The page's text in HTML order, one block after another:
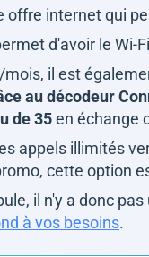
offre internet qui
d'avoir le Wi-
il est
au décodeur
de 35en échange
appels illimités
cette option
il n'y a donc pas
à vos besoins.